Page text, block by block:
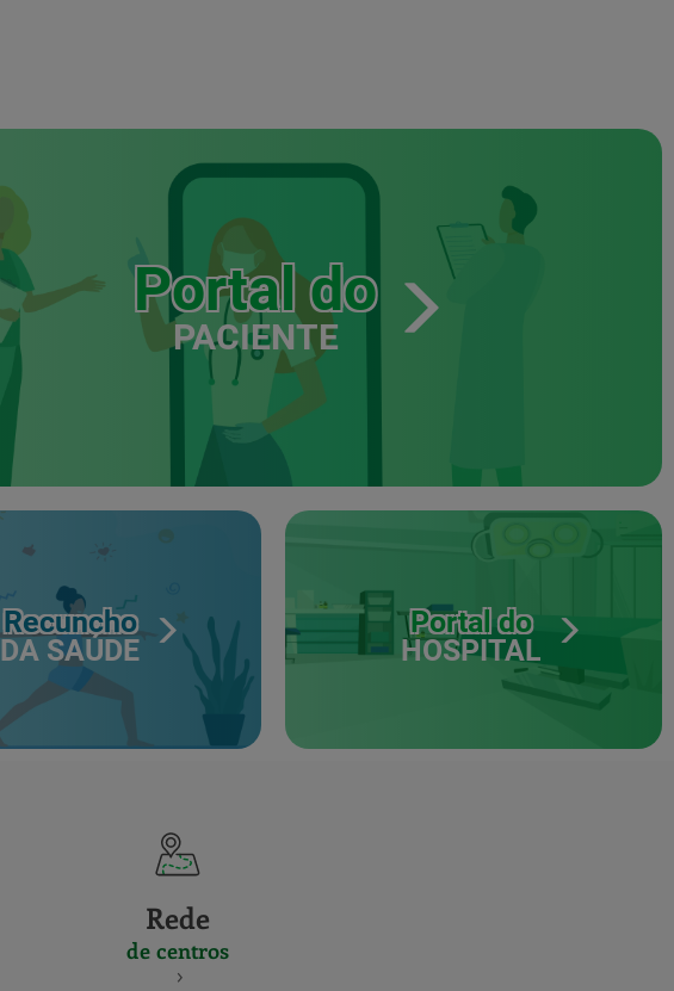
Portal do
PACIENTE
Recuncho
DA SAÚDE
Portal do
HOSPITAL
Rede
de centros